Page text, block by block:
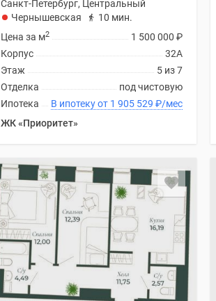
Санкт-Петербург, Центральный
Чернышевская
10 мин.
1 500 000 ₽
Цена за м2
32А
Корпус
5 из 7
Этаж
под чистовую
Отделка
В ипотеку от 1 905 529 ₽/мес
Ипотека
ЖК «Приоритет»